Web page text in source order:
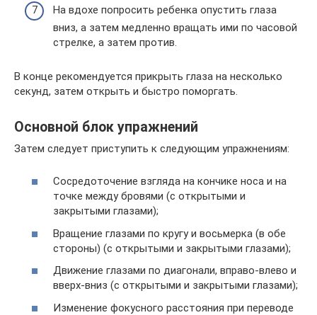
На вдохе попросить ребенка опустить глаза
вниз, а затем медленно вращать ими по часовой
стрелке, а затем против.
В конце рекомендуется прикрыть глаза на несколько
секунд, затем открыть и быстро поморгать.
Основной блок упражнений
Затем следует приступить к следующим упражнениям:
Сосредоточение взгляда на кончике носа и на
точке между бровями (с открытыми и
закрытыми глазами);
Вращение глазами по кругу и восьмерка (в обе
стороны) (с открытыми и закрытыми глазами);
Движение глазами по диагонали, вправо-влево и
вверх-вниз (с открытыми и закрытыми глазами);
Изменение фокусного расстояния при переводе